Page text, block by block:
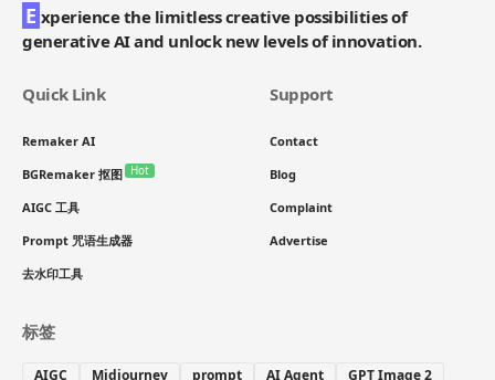
E xperience the limitless creative possibilities of
generative AI and unlock new levels of innovation.
Quick Link
Remaker AI
BGRemaker 抠图 Hot
AIGC 工具
Prompt 咒语生成器
去水印工具
Support
Contact
Blog
Complaint
Advertise
标签
AIGC Midjourney prompt AI Agent GPT Image 2